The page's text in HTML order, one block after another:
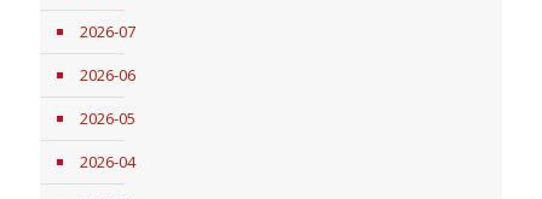
2026-07
2026-06
2026-05
2026-04